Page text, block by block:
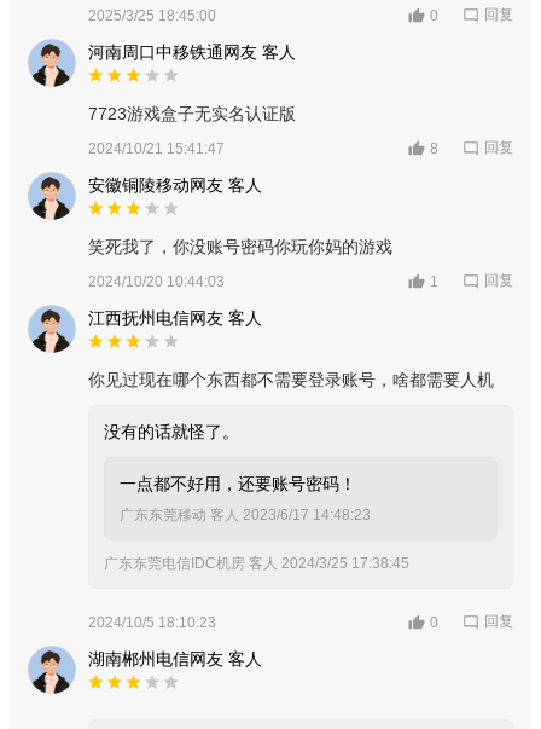
2025/3/25 18:45:00 0 回复
河南周口中移铁通网友 客人
7723游戏盒子无实名认证版
2024/10/21 15:41:47 8 回复
安徽铜陵移动网友 客人
笑死我了，你没账号密码你玩你妈的游戏
2024/10/20 10:44:03 1 回复
江西抚州电信网友 客人
你见过现在哪个东西都不需要登录账号，啥都需要人机
没有的话就怪了。
一点都不好用，还要账号密码！
广东东莞移动 客人 2023/6/17 14:48:23
广东东莞电信IDC机房 客人 2024/3/25 17:38:45
2024/10/5 18:10:23 0 回复
湖南郴州电信网友 客人